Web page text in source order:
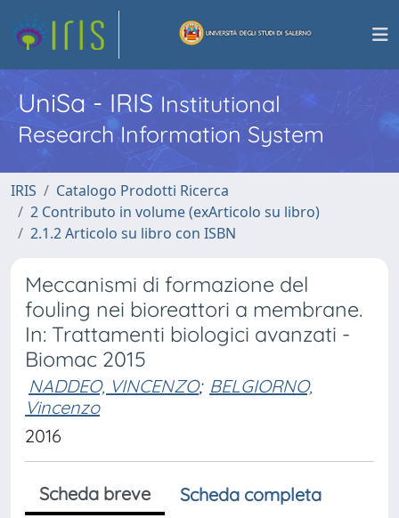
UniSa - IRISInstitutional
Research Information System
IRIS
Catalogo Prodotti Ricerca
2 Contributo in volume (exArticolo su libro)
2.1.2 Articolo su libro con ISBN
Meccanismi di formazione del
fouling nei bioreattori a membrane.
In: Trattamenti biologici avanzati -
Biomac 2015
NADDEO, VINCENZO; BELGIORNO,
Vincenzo
2016
Scheda breve
Scheda completa